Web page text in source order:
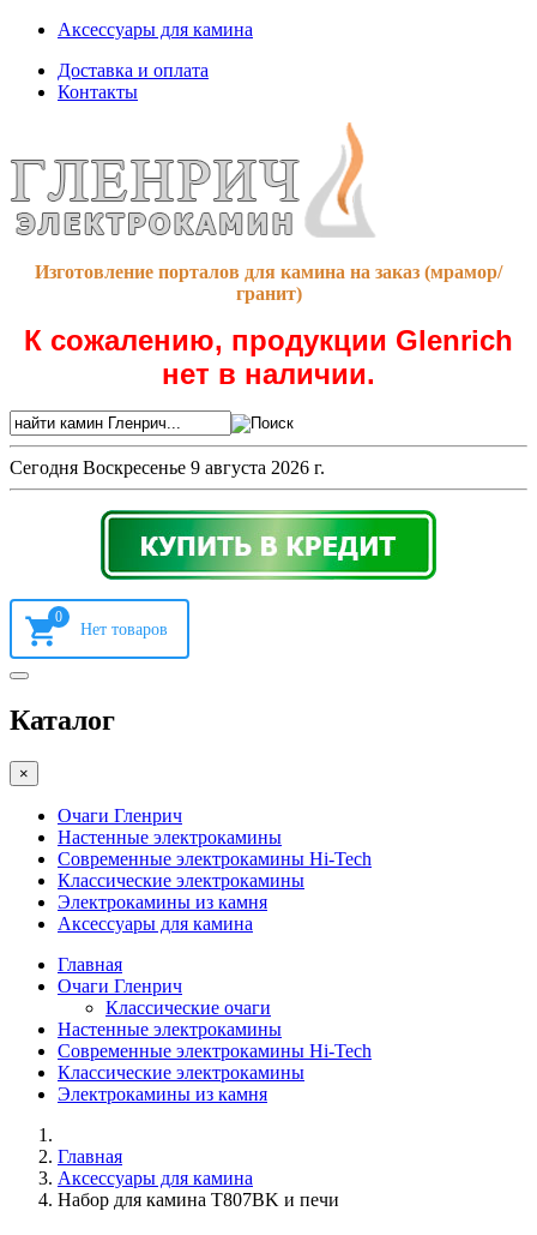
Аксессуары для камина
Доставка и оплата
Контакты
Изготовление порталов для камина на заказ (мрамор/
гранит)
К сожалению, продукции Glenrich
нет в наличии.
Сегодня Воскресенье 9 августа 2026 г.
0
Каталог
×
Очаги Гленрич
Настенные электрокамины
Современные электрокамины Hi-Tech
Классические электрокамины
Электрокамины из камня
Аксессуары для камина
Главная
Очаги Гленрич
Классические очаги
Настенные электрокамины
Современные электрокамины Hi-Tech
Классические электрокамины
Электрокамины из камня
Главная
Аксессуары для камина
Набор для камина T807BK и печи